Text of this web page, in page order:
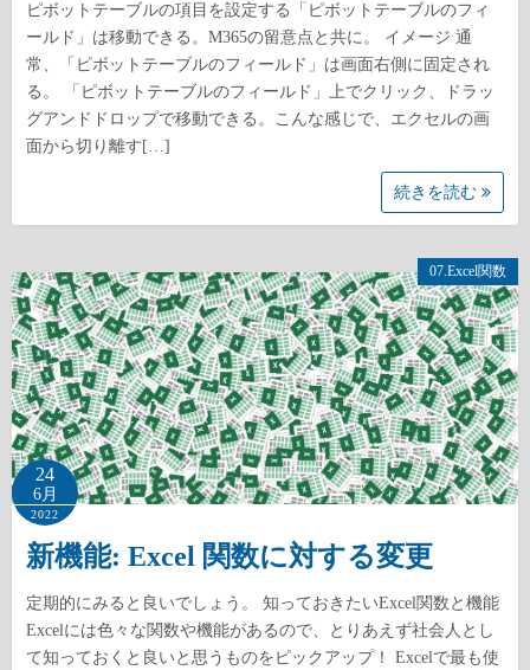
ピボットテーブルの項目を設定する「ピボットテーブルのフィ
ールド」は移動できる。M365の留意点と共に。 イメージ 通
常、「ピボットテーブルのフィールド」は画面右側に固定され
る。 「ピボットテーブルのフィールド」上でクリック、ドラッ
グアンドドロップで移動できる。こんな感じで、エクセルの画
面から切り離す[…]
続きを読む
07.Excel関数
24
6月
2022
新機能: Excel 関数に対する変更
定期的にみると良いでしょう。 知っておきたいExcel関数と機能
Excelには色々な関数や機能があるので、とりあえず社会人とし
て知っておくと良いと思うものをピックアップ！ Excelで最も使